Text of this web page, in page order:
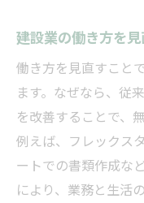
建設業の申
ア
建設業の現
オンライン
現
建設業の申
建設業の働き方を
働き方を見直すこと
ます。なぜなら、従
を改善することで、
例えば、フレックス
ートでの書類作成な
により、業務と生活